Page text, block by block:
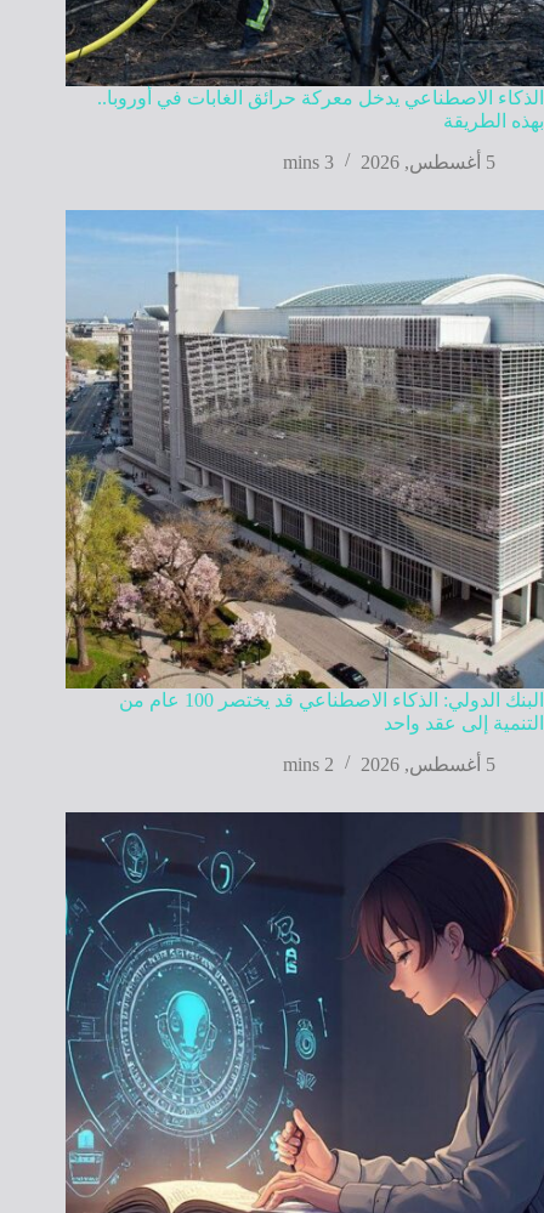
الذكاء الاصطناعي يدخل معركة حرائق الغابات في أوروبا..
بهذه الطريقة
5 أغسطس, 2026
3 mins
البنك الدولي: الذكاء الاصطناعي قد يختصر 100 عام من
التنمية إلى عقد واحد
5 أغسطس, 2026
2 mins